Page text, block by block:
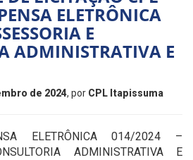
ELETRÔNICA
E
ADMINISTRATIVA E
de 2024, por CPL Itapissuma
ELETRÔNICA 014/2024 –
ADMINISTRATIVA E